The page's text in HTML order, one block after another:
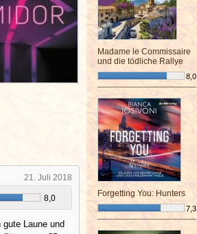
21. Juli 2018
8,0
Laune und
Madame le Commissaire
und die tödliche Rallye
8,0
¯¯¯¯¯¯¯¯¯¯¯¯¯¯¯¯¯¯¯¯¯¯¯¯
Forgetting You: Hunters
7,3
¯¯¯¯¯¯¯¯¯¯¯¯¯¯¯¯¯¯¯¯¯¯¯¯